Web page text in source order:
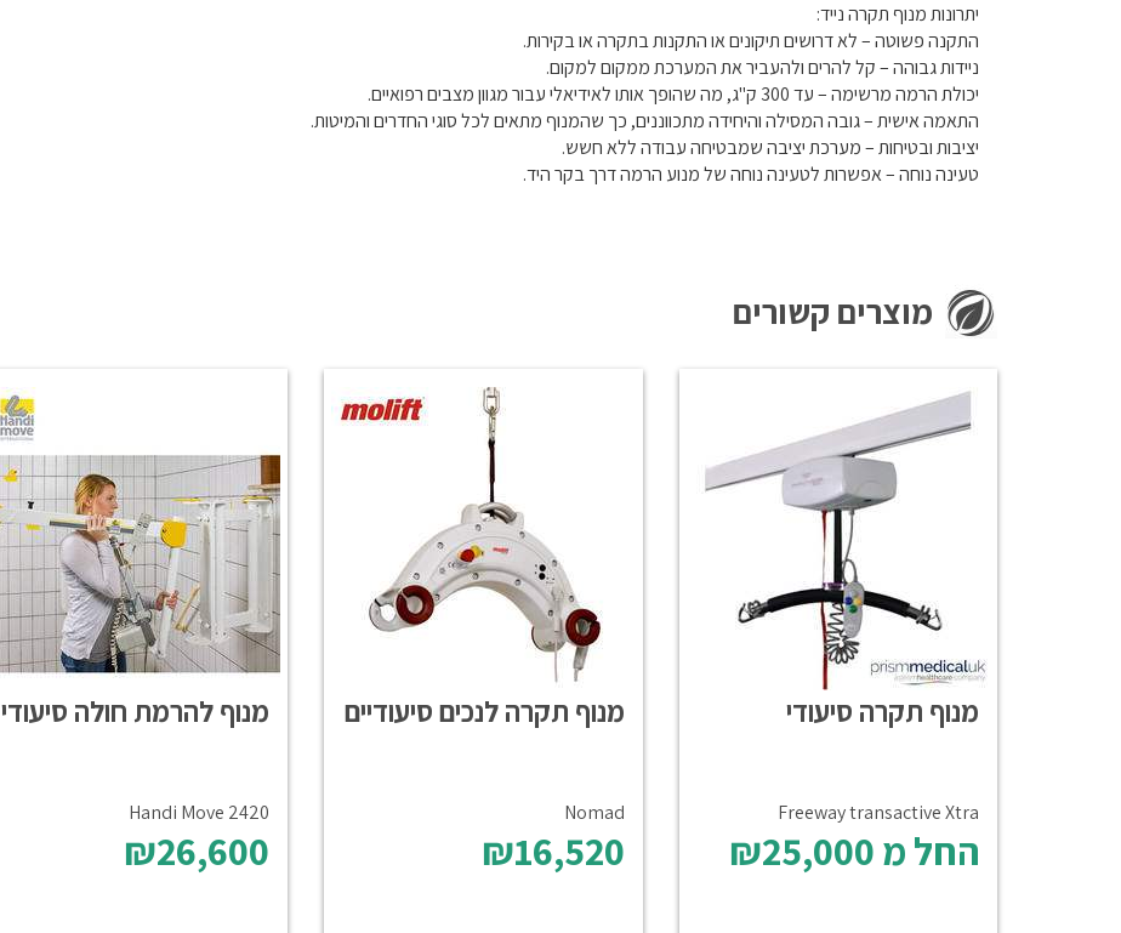
יתרונות מנוף תקרה נייד:
התקנה פשוטה – לא דרושים תיקונים או התקנות בתקרה או בקירות.
ניידות גבוהה – קל להרים ולהעביר את המערכת ממקום למקום.
יכולת הרמה מרשימה – עד 300 ק"ג, מה שהופך אותו לאידיאלי עבור מגוון מצבים רפואיים.
התאמה אישית – גובה המסילה והיחידה מתכווננים, כך שהמנוף מתאים לכל סוגי החדרים והמיטות.
יציבות ובטיחות – מערכת יציבה שמבטיחה עבודה ללא חשש.
טעינה נוחה – אפשרות לטעינה נוחה של מנוע הרמה דרך בקר היד.
מוצרים קשורים
מנוף תקרה סיעודי
Freeway transactive Xtra
החל מ
מנוף תקרה לנכים סיעודיים
Nomad
₪16,520
מנוף להרמת חולה סיעודי
Handi Move 2420
₪26,600